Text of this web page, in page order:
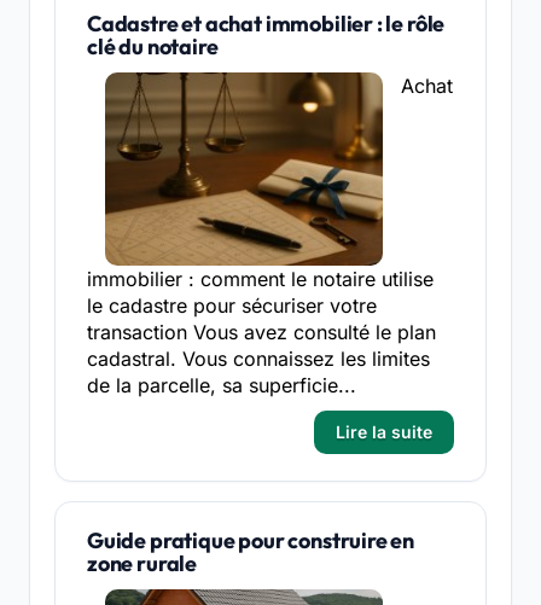
Cadastre et achat immobilier : le rôle
clé du notaire
Achat
immobilier : comment le notaire utilise
le cadastre pour sécuriser votre
transaction Vous avez consulté le plan
cadastral. Vous connaissez les limites
de la parcelle, sa superficie...
Lire la suite
Guide pratique pour construire en
zone rurale